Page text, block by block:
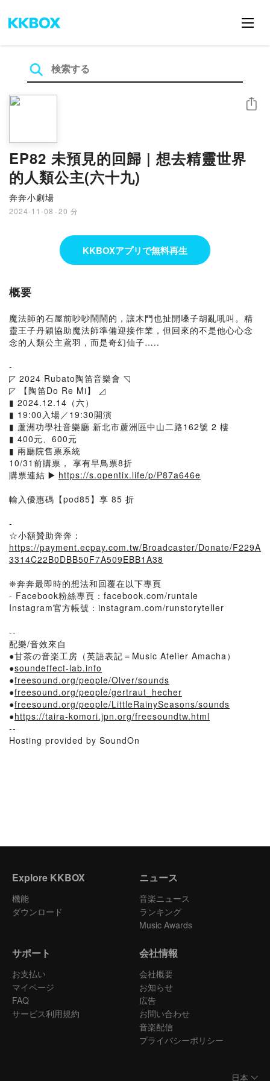
EP82 未預見的回歸 | 想去精靈世界
的人類公主(六十九)
奔奔小劇場
2024-11-08 · 20 分
シェア
KKBOXアプリで無料再生
概要
魔法師的石屋前吵吵鬧鬧的，讓木門也扯開嗓子胡亂吼叫。精
靈王子丹穎協助魔法師準備迎接作業，但回來的不是他心心念
念的人類公主鳶羽，而是奇幻仙子…..
-
◸ 2024 Rubato陶笛音樂會 ◹
◸ 【陶笛Do Re Mi】 ◿
▮ 2024.12.14（六）
▮ 19:00入場／19:30開演
▮ 蘆洲功學社音樂廳 新北市蘆洲區中山二路162號 2 樓
▮ 400元、600元
▮ 兩廳院售票系統
10/31前購票， 享有早鳥票8折
購票連結 ▶️ https://s.opentix.life/p/P87a646e
輸入優惠碼【pod85】享 85 折
-
☆小額贊助奔奔：​
https://payment.ecpay.com.tw/Broadcaster/Donate/F229A
3314C22B0DBB50F7A509EBB1A38
❈奔奔最即時的想法和回覆在以下專頁
- Facebook粉絲專頁：facebook.com/runtale
Instagram官方帳號：instagram.com/runstoryteller
--
配樂/音效來自
●甘茶の音楽工房（英語表記＝Music Atelier Amacha）
●soundeffect-lab.info
●freesound.org/people/Olver/sounds
●freesound.org/people/gertraut_hecher
●freesound.org/people/LittleRainySeasons/sounds
●https://taira-komori.jpn.org/freesoundtw.html
--
Hosting provided by SoundOn
Explore KKBOX
機能
ダウンロード
ニュース
音楽ニュース
ランキング
Music Awards
サポート
お支払い
マイページ
FAQ
サービス利用規約
会社情報
会社概要
お知らせ
広告
お問い合わせ
音楽配信
プライバシーポリシー
日本